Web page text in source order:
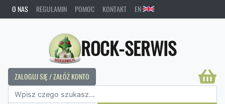
O NAS REGULAMIN POMOC KONTAKT EN
ROCK-SERWIS
ZALOGUJ SIĘ / ZAŁÓŻ KONTO